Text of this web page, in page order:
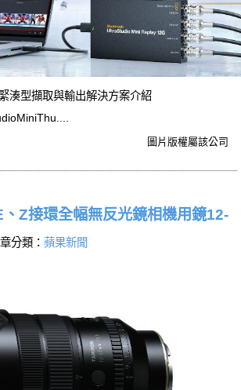
湊型擷取與輸出解決方案介紹
圖片版權屬該公司
Z接環全幅無反光鏡相機用鏡12-
分類： 蘋果新聞